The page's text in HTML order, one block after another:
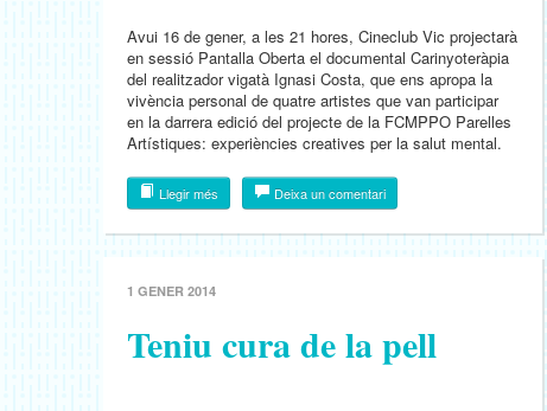
Avui 16 de gener, a les 21 hores, Cineclub Vic projectarà
en sessió Pantalla Oberta el documental Carinyoteràpia
del realitzador vigatà Ignasi Costa, que ens apropa la
vivència personal de quatre artistes que van participar
en la darrera edició del projecte de la FCMPPO Parelles
Artístiques: experiències creatives per la salut mental.
Llegir més Deixa un comentari
1 GENER 2014
Teniu cura de la pell